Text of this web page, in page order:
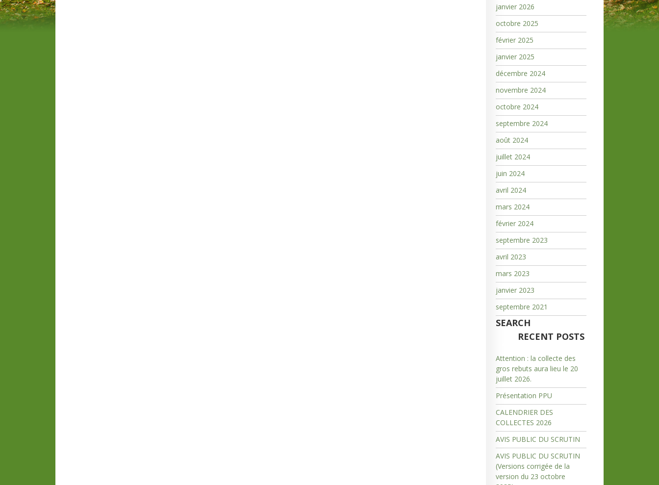
janvier 2026
octobre 2025
février 2025
janvier 2025
décembre 2024
novembre 2024
octobre 2024
septembre 2024
août 2024
juillet 2024
juin 2024
avril 2024
mars 2024
février 2024
septembre 2023
avril 2023
mars 2023
janvier 2023
septembre 2021
SEARCH
RECENT POSTS
Attention : la collecte des
gros rebuts aura lieu le 20
juillet 2026.
Présentation PPU
CALENDRIER DES
COLLECTES 2026
AVIS PUBLIC DU SCRUTIN
AVIS PUBLIC DU SCRUTIN
(Versions corrigée de la
version du 23 octobre